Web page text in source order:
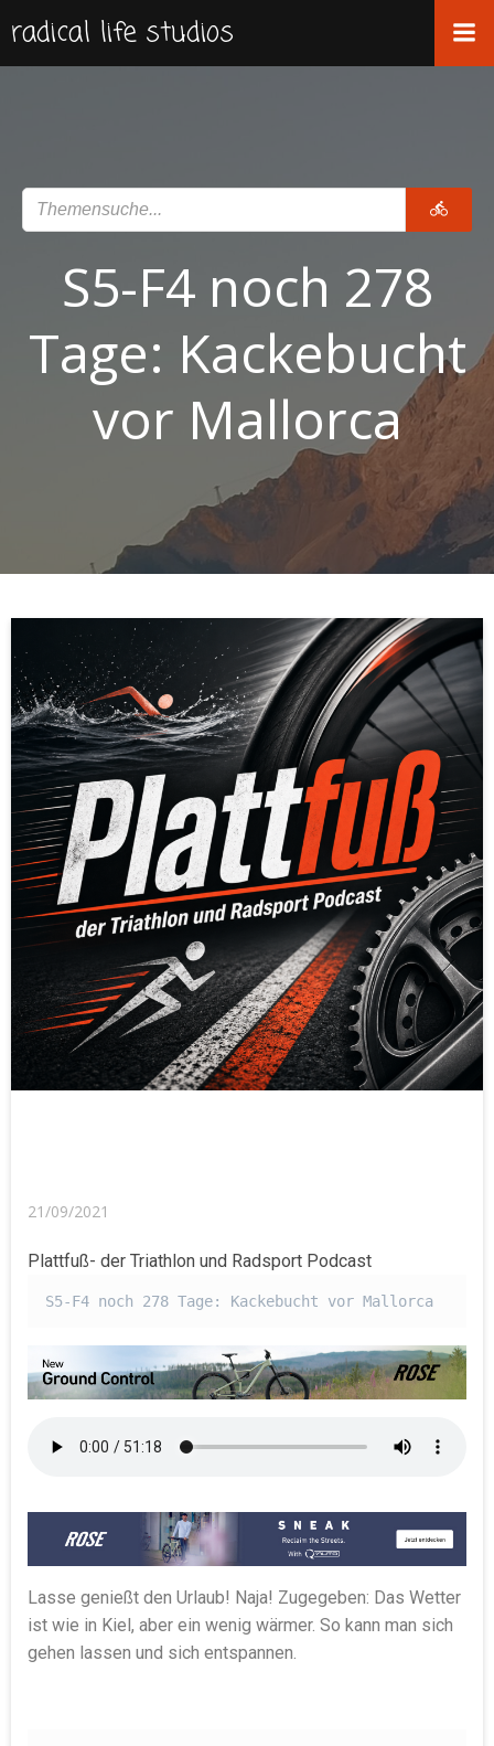
springen
radical life studios
S5-F4 noch 278
Tage: Kackebucht
vor Mallorca
21/09/2021
Plattfuß- der Triathlon und Radsport Podcast
S5-F4 noch 278 Tage: Kackebucht vor Mallorca
Lasse genießt den Urlaub! Naja! Zugegeben: Das Wetter
ist wie in Kiel, aber ein wenig wärmer. So kann man sich
gehen lassen und sich entspannen.